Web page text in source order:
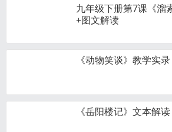
九年级下册第7课《溜
+图文解读
《动物笑谈》教学实录
《岳阳楼记》文本解读